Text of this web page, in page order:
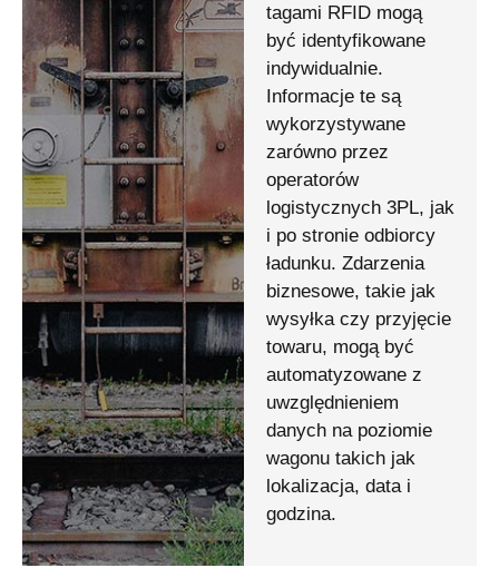
tagami RFID mogą
być identyfikowane
indywidualnie.
Informacje te są
wykorzystywane
zarówno przez
operatorów
logistycznych 3PL, jak
i po stronie odbiorcy
ładunku. Zdarzenia
biznesowe, takie jak
wysyłka czy przyjęcie
towaru, mogą być
automatyzowane z
uwzględnieniem
danych na poziomie
wagonu takich jak
lokalizacja, data i
godzina.